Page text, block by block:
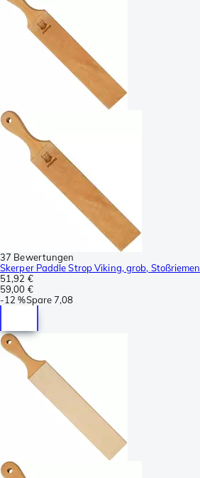
37 Bewertungen
Skerper Paddle Strop Viking, grob, Stoßriemen
51,92 €
59,00 €
-12 %Spare7,08